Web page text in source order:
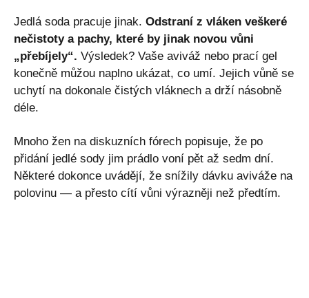
Jedlá soda pracuje jinak. Odstraní z vláken veškeré
nečistoty a pachy, které by jinak novou vůni
„přebíjely“. Výsledek? Vaše aviváž nebo prací gel
konečně můžou naplno ukázat, co umí. Jejich vůně se
uchytí na dokonale čistých vláknech a drží násobně
déle.
Mnoho žen na diskuzních fórech popisuje, že po
přidání jedlé sody jim prádlo voní pět až sedm dní.
Některé dokonce uvádějí, že snížily dávku aviváže na
polovinu — a přesto cítí vůni výrazněji než předtím.